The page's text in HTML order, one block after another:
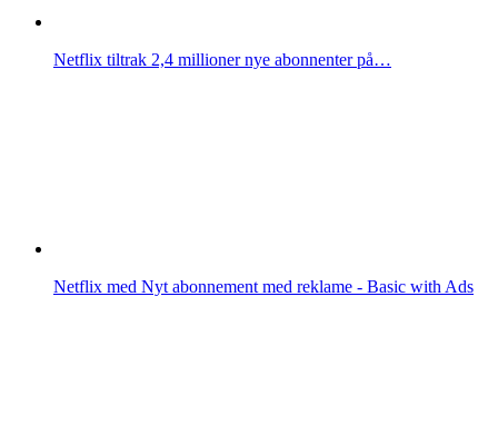
Netflix tiltrak 2,4 millioner nye abonnenter på…
Netflix med Nyt abonnement med reklame - Basic with Ads